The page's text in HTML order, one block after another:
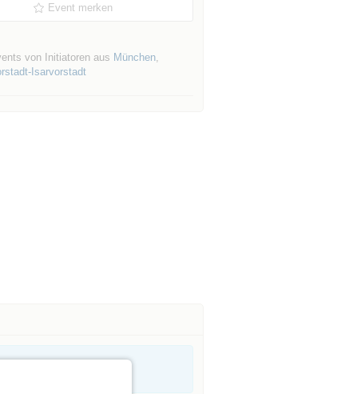
Event merken
von Initiatoren aus München,
Isarvorstadt